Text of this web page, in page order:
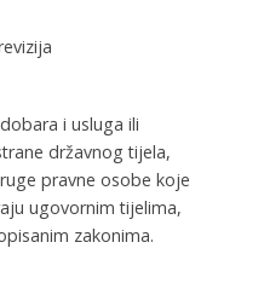
i usluga ili
državnog tijela,
pravne osobe koje
ugovornim tijelima,
zakonima.